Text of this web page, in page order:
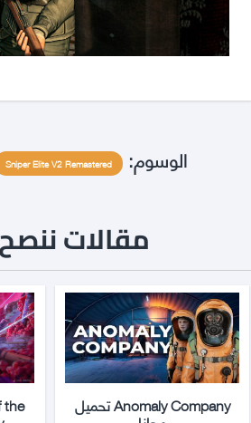
الوسوم: Sniper Elite V2 Remastered
مقالات
Anomaly Company تحميل the